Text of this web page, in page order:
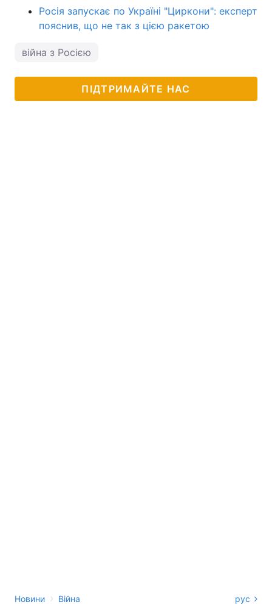
Росія запускає по Україні "Циркони": експерт
пояснив, що не так з цією ракетою
війна з Росією
ПІДТРИМАЙТЕ НАС
Новини › Війна рус